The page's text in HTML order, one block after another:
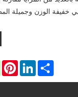
خفيفة الوزن وجميلة
LinkedInShare